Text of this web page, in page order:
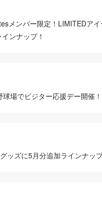
メンバー限定！LIMITEDア
ンナップ！
球場でビジター応援デー開催！
ッズに5月分追加ラインナップ